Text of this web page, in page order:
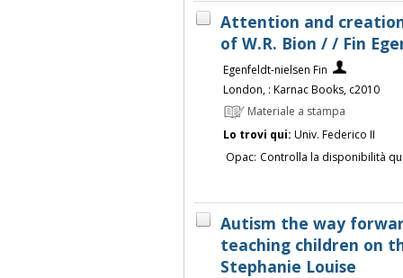
Attention and
of W.R. Bion / / Fin
Egenfeldt-nielsen Fin
London, : Karnac Books, c2010
Materiale a stampa
Lo trovi qui: Univ. Federico II
Opac: Controlla la disponibilità
Autism the way
teaching children on
Stephanie Louise